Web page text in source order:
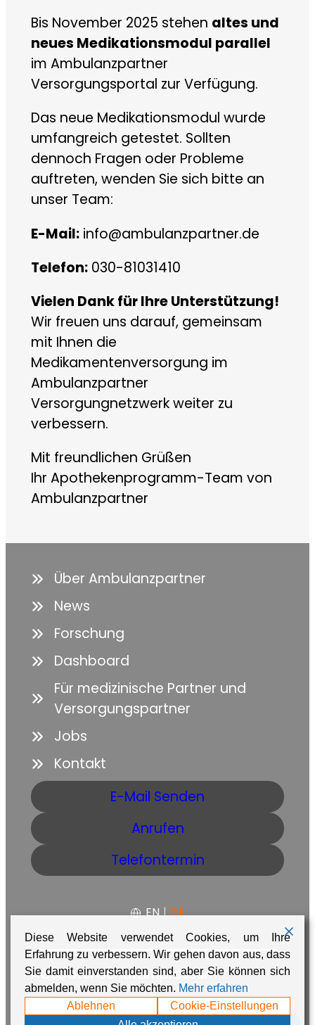
Bis November 2025 stehen altes und
neues Medikationsmodul parallel
im Ambulanzpartner
Versorgungsportal zur Verfügung.
Das neue Medikationsmodul wurde
umfangreich getestet. Sollten
dennoch Fragen oder Probleme
auftreten, wenden Sie sich bitte an
unser Team:
E-Mail:info@ambulanzpartner.de
Telefon:030-81031410
Vielen Dank für Ihre Unterstützung!
Wir freuen uns darauf, gemeinsam
mit Ihnen die
Medikamentenversorgung im
Ambulanzpartner
Versorgungnetzwerk weiter zu
verbessern.
Mit freundlichen Grüßen
Ihr Apothekenprogramm-Team von
Ambulanzpartner
Über Ambulanzpartner
News
Forschung
Dashboard
Für medizinische Partner und
Versorgungspartner
Jobs
Kontakt
E-Mail Senden
Anrufen
Telefontermin
EN | DE
AGBDatenschutzImpressum
Made with ❤️ in Namibia byAdaire
Diese Website verwendet Cookies, um Ihre
Erfahrung zu verbessern. Wir gehen davon aus, dass
Sie damit einverstanden sind, aber Sie können sich
abmelden, wenn Sie möchten. Mehr erfahren
Ablehnen
Cookie-Einstellungen